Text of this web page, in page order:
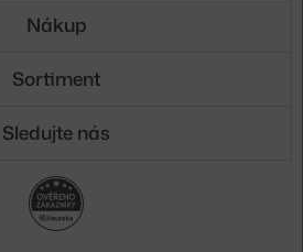
Nákup
Sortiment
Sledujte nás